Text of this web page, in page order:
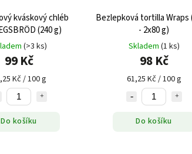
chléb
(240 g)
(>3 ks)
99 Kč
Kč / 100 g
Do košíku
Bezlepková tortilla Wraps
- 2x80 g)
Skladem (1 ks)
98 Kč
61,25 Kč / 100 g
Do košíku